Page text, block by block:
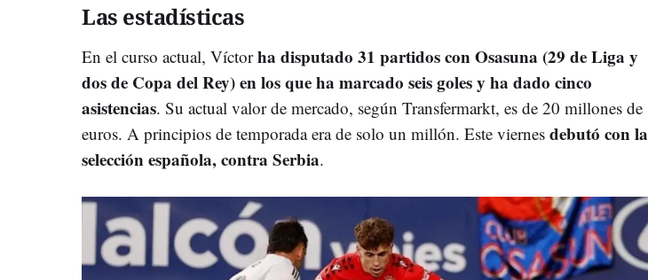
Las estadísticas
En el curso actual, Víctorha disputado 31 partidos con Osasuna (29 de Liga y
dos de Copa del Rey) en los que ha marcado seis goles y ha dado cinco
asistencias. Su actual valor de mercado, según Transfermarkt, es de 20 millones de
euros. A principios de temporada era de solo un millón. Este viernes debutó con la
selección española, contra Serbia.